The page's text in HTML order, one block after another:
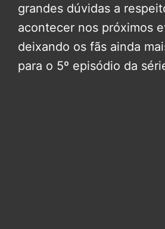
grandes dúvidas a
acontecer nos próximos
deixando os fãs ainda
para o 5º episódio da